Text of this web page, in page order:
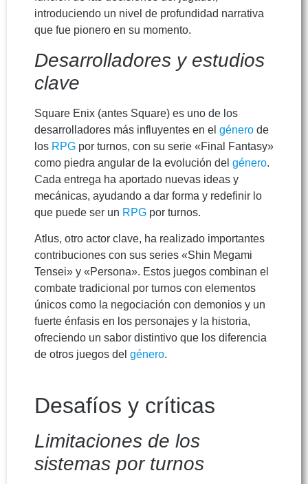
introduciendo un nivel de profundidad narrativa
que fue pionero en su momento.
Desarrolladores y estudios
clave
Square Enix (antes Square) es uno de los
desarrolladores más influyentes en el género de
los RPG por turnos, con su serie «Final Fantasy»
como piedra angular de la evolución del género.
Cada entrega ha aportado nuevas ideas y
mecánicas, ayudando a dar forma y redefinir lo
que puede ser un RPG por turnos.
Atlus, otro actor clave, ha realizado importantes
contribuciones con sus series «Shin Megami
Tensei» y «Persona». Estos juegos combinan el
combate tradicional por turnos con elementos
únicos como la negociación con demonios y un
fuerte énfasis en los personajes y la historia,
ofreciendo un sabor distintivo que los diferencia
de otros juegos del género.
Desafíos y críticas
Limitaciones de los
sistemas por turnos